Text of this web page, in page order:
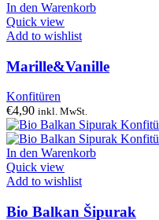
In den Warenkorb
Quick view
Add to wishlist
Marille&Vanille
Konfitüren
€4,90 inkl. MwSt.
In den Warenkorb
Quick view
Add to wishlist
Bio Balkan Šipurak